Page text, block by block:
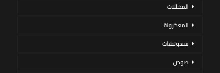
المخللات
المعكرونة
سندوتشات
صوص